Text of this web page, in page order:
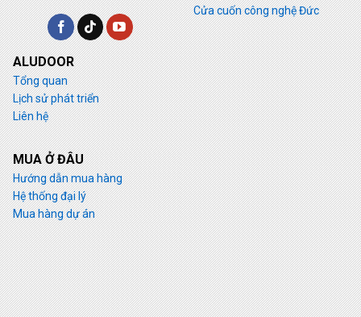
Cửa cuốn công nghệ Đức
ALUDOOR
Tổng quan
Lịch sử phát triển
Liên hệ
MUA Ở ĐÂU
Hướng dẫn mua hàng
Hệ thống đại lý
Mua hàng dự án